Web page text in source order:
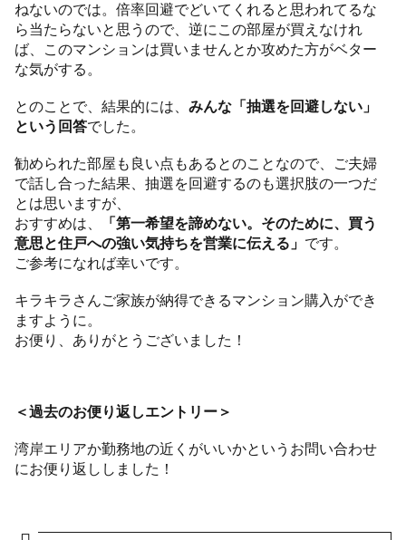
ねないのでは。倍率回避でどいてくれると思われてるな
ら当たらないと思うので、逆にこの部屋が買えなけれ
ば、このマンションは買いませんとか攻めた方がベター
な気がする。
とのことで、結果的には、みんな「抽選を回避しない」
という回答でした。
勧められた部屋も良い点もあるとのことなので、ご夫婦
で話し合った結果、抽選を回避するのも選択肢の一つだ
とは思いますが、
おすすめは、
「第一希望を諦めない。そのために、買う
意思と住戸への強い気持ちを営業に伝える」 です。
ご参考になれば幸いです。
キラキラさんご家族が納得できるマンション購入ができ
ますように。
お便り、ありがとうございました！
＜過去のお便り返しエントリー＞
湾岸エリアか勤務地の近くがいいかというお問い合わせ
にお便り返ししました！